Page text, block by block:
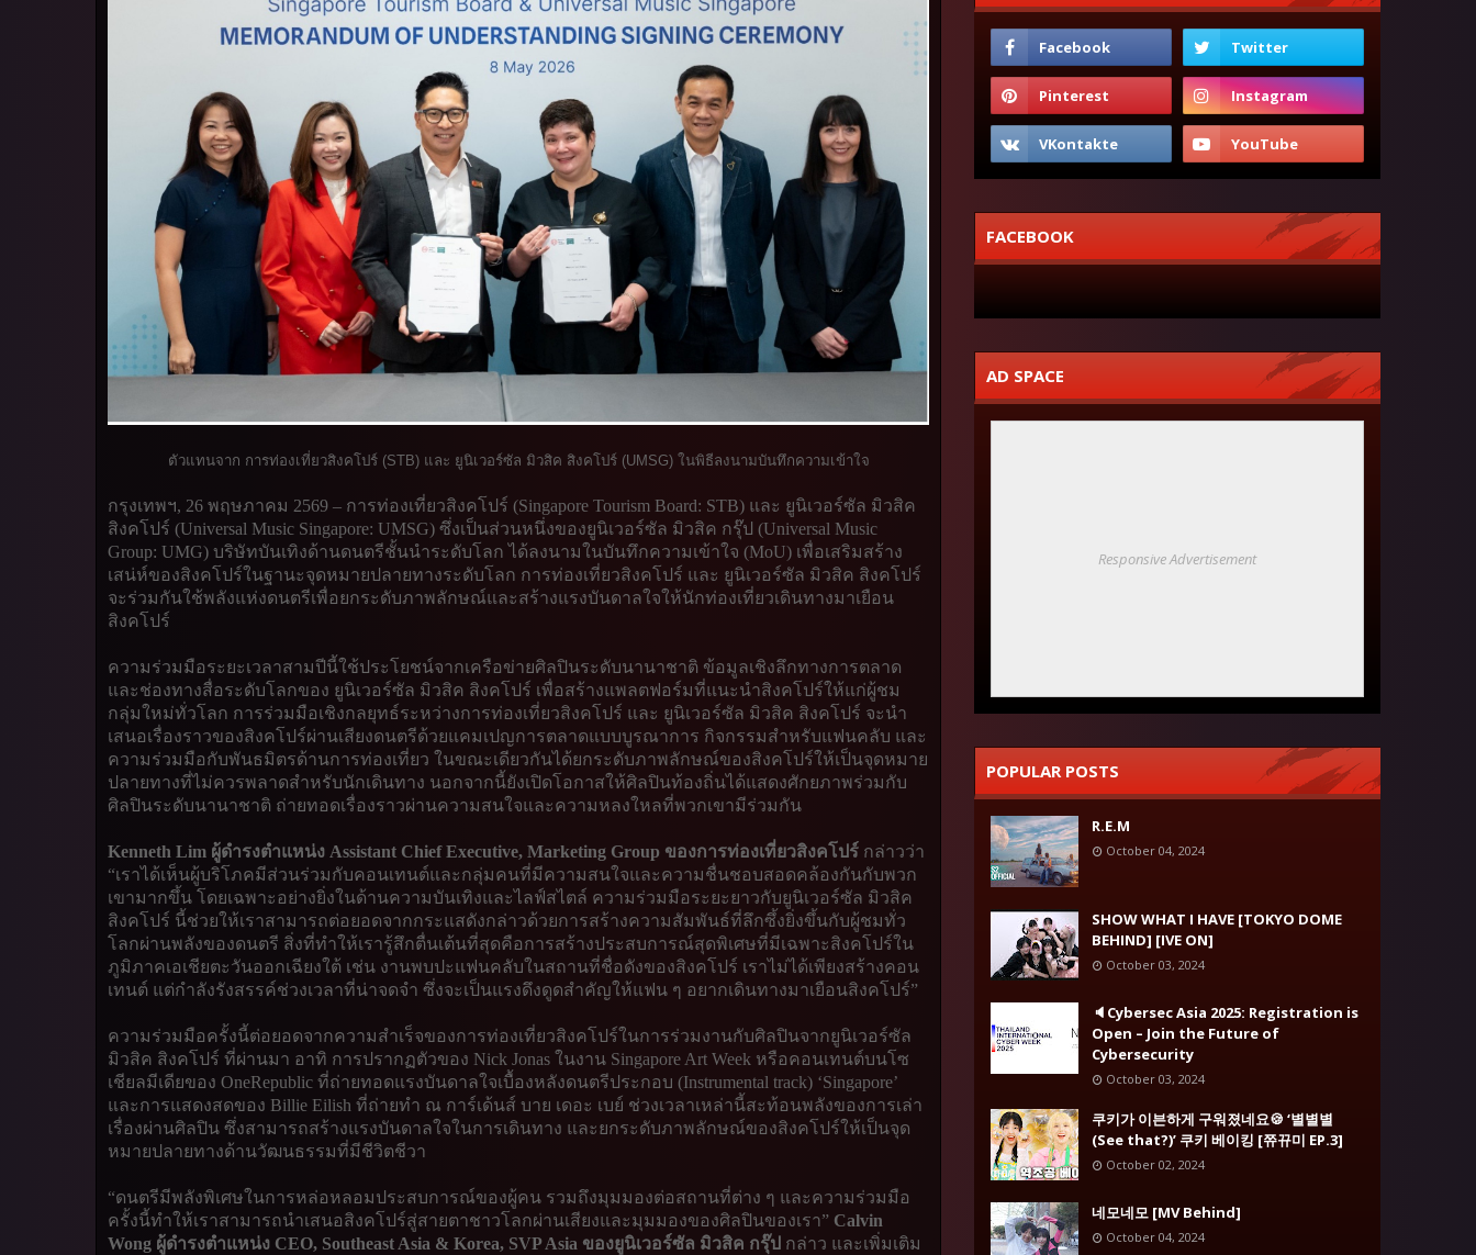
ตัวแทนจาก การท่องเที่ยวสิงคโปร์ (STB) และ ยูนิเวอร์ซัล มิวสิค สิงคโปร์ (UMSG) ในพิธีลงนามบันทึกความเข้าใจ
กรุงเทพฯ, 26 พฤษภาคม 2569 – การท่องเที่ยวสิงคโปร์ (Singapore Tourism Board: STB) และ ยูนิเวอร์ซัล มิวสิค
สิงคโปร์ (Universal Music Singapore: UMSG) ซึ่งเป็นส่วนหนึ่งของยูนิเวอร์ซัล มิวสิค กรุ๊ป (Universal Music
Group: UMG) บริษัทบันเทิงด้านดนตรีชั้นนำระดับโลก ได้ลงนามในบันทึกความเข้าใจ (MoU) เพื่อเสริมสร้าง
เสน่ห์ของสิงคโปร์ในฐานะจุดหมายปลายทางระดับโลก การท่องเที่ยวสิงคโปร์ และ ยูนิเวอร์ซัล มิวสิค สิงคโปร์
จะร่วมกันใช้พลังแห่งดนตรีเพื่อยกระดับภาพลักษณ์และสร้างแรงบันดาลใจให้นักท่องเที่ยวเดินทางมาเยือน
สิงคโปร์
ความร่วมมือระยะเวลาสามปีนี้ใช้ประโยชน์จากเครือข่ายศิลปินระดับนานาชาติ ข้อมูลเชิงลึกทางการตลาด
และช่องทางสื่อระดับโลกของ ยูนิเวอร์ซัล มิวสิค สิงคโปร์ เพื่อสร้างแพลตฟอร์มที่แนะนำสิงคโปร์ให้แก่ผู้ชม
กลุ่มใหม่ทั่วโลก การร่วมมือเชิงกลยุทธ์ระหว่างการท่องเที่ยวสิงคโปร์ และ ยูนิเวอร์ซัล มิวสิค สิงคโปร์ จะนำ
เสนอเรื่องราวของสิงคโปร์ผ่านเสียงดนตรีด้วยแคมเปญการตลาดแบบบูรณาการ กิจกรรมสำหรับแฟนคลับ และ
ความร่วมมือกับพันธมิตรด้านการท่องเที่ยว ในขณะเดียวกันได้ยกระดับภาพลักษณ์ของสิงคโปร์ให้เป็นจุดหมาย
ปลายทางที่ไม่ควรพลาดสำหรับนักเดินทาง นอกจากนี้ยังเปิดโอกาสให้ศิลปินท้องถิ่นได้แสดงศักยภาพร่วมกับ
ศิลปินระดับนานาชาติ ถ่ายทอดเรื่องราวผ่านความสนใจและความหลงใหลที่พวกเขามีร่วมกัน
Kenneth Lim ผู้ดำรงตำแหน่ง Assistant Chief Executive, Marketing Group ของการท่องเที่ยวสิงคโปร์ กล่าวว่า
“เราได้เห็นผู้บริโภคมีส่วนร่วมกับคอนเทนต์และกลุ่มคนที่มีความสนใจและความชื่นชอบสอดคล้องกันกับพวก
เขามากขึ้น โดยเฉพาะอย่างยิ่งในด้านความบันเทิงและไลฟ์สไตล์ ความร่วมมือระยะยาวกับยูนิเวอร์ซัล มิวสิค
สิงคโปร์ นี้ช่วยให้เราสามารถต่อยอดจากกระแสดังกล่าวด้วยการสร้างความสัมพันธ์ที่ลึกซึ้งยิ่งขึ้นกับผู้ชมทั่ว
โลกผ่านพลังของดนตรี สิ่งที่ทำให้เรารู้สึกตื่นเต้นที่สุดคือการสร้างประสบการณ์สุดพิเศษที่มีเฉพาะสิงคโปร์ใน
ภูมิภาคเอเชียตะวันออกเฉียงใต้ เช่น งานพบปะแฟนคลับในสถานที่ชื่อดังของสิงคโปร์ เราไม่ได้เพียงสร้างคอน
เทนต์ แต่กำลังรังสรรค์ช่วงเวลาที่น่าจดจำ ซึ่งจะเป็นแรงดึงดูดสำคัญให้แฟน ๆ อยากเดินทางมาเยือนสิงคโปร์”
ความร่วมมือครั้งนี้ต่อยอดจากความสำเร็จของการท่องเที่ยวสิงคโปร์ในการร่วมงานกับศิลปินจากยูนิเวอร์ซัล
มิวสิค สิงคโปร์ ที่ผ่านมา อาทิ การปรากฏตัวของ Nick Jonas ในงาน Singapore Art Week หรือคอนเทนต์บนโซ
เชียลมีเดียของ OneRepublic ที่ถ่ายทอดแรงบันดาลใจเบื้องหลังดนตรีประกอบ (Instrumental track) ‘Singapore’
และการแสดงสดของ Billie Eilish ที่ถ่ายทำ ณ การ์เด้นส์ บาย เดอะ เบย์ ช่วงเวลาเหล่านี้สะท้อนพลังของการเล่า
เรื่องผ่านศิลปิน ซึ่งสามารถสร้างแรงบันดาลใจในการเดินทาง และยกระดับภาพลักษณ์ของสิงคโปร์ให้เป็นจุด
หมายปลายทางด้านวัฒนธรรมที่มีชีวิตชีวา
“ดนตรีมีพลังพิเศษในการหล่อหลอมประสบการณ์ของผู้คน รวมถึงมุมมองต่อสถานที่ต่าง ๆ และความร่วมมือ
ครั้งนี้ทำให้เราสามารถนำเสนอสิงคโปร์สู่สายตาชาวโลกผ่านเสียงและมุมมองของศิลปินของเรา” Calvin
Wong ผู้ดำรงตำแหน่ง CEO, Southeast Asia & Korea, SVP Asia ของยูนิเวอร์ซัล มิวสิค กรุ๊ป กล่าว และเพิ่มเติม
FACEBOOK
AD SPACE
Responsive Advertisement
POPULAR POSTS
R.E.M
October 04, 2024
SHOW WHAT I HAVE [TOKYO DOME
BEHIND] [IVE ON]
October 03, 2024
🔈Cybersec Asia 2025: Registration is
Open – Join the Future of
Cybersecurity
October 03, 2024
쿠키가 이븐하게 구워졌네요🍪 ‘별별별
(See that?)’ 쿠키 베이킹 [쮸뀨미 EP.3]
October 02, 2024
네모네모 [MV Behind]
October 04, 2024